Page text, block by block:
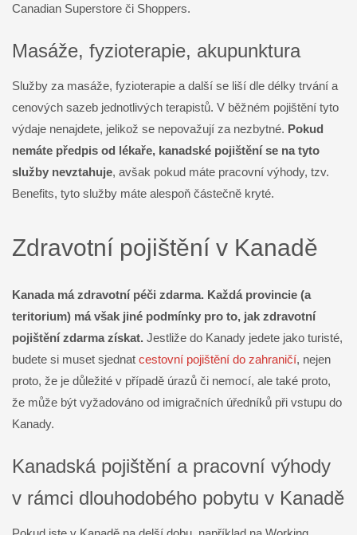
Canadian Superstore či Shoppers.
Masáže, fyzioterapie, akupunktura
Služby za masáže, fyzioterapie a další se liší dle délky trvání a
cenových sazeb jednotlivých terapistů. V běžném pojištění tyto
výdaje nenajdete, jelikož se nepovažují za nezbytné. Pokud
nemáte předpis od lékaře, kanadské pojištění se na tyto
služby nevztahuje, avšak pokud máte pracovní výhody, tzv.
Benefits, tyto služby máte alespoň částečně kryté.
Zdravotní pojištění v Kanadě
Kanada má zdravotní péči zdarma. Každá provincie (a
teritorium) má však jiné podmínky pro to, jak zdravotní
pojištění zdarma získat. Jestliže do Kanady jedete jako turisté,
budete si muset sjednat cestovní pojištění do zahraničí, nejen
proto, že je důležité v případě úrazů či nemocí, ale také proto,
že může být vyžadováno od imigračních úředníků při vstupu do
Kanady.
Kanadská pojištění a pracovní výhody
v rámci dlouhodobého pobytu v Kanadě